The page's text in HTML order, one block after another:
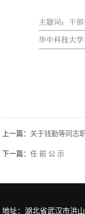
上一篇： 关于钱勤等同志
下一篇：任 前 公 示
地址：湖北省武汉市洪